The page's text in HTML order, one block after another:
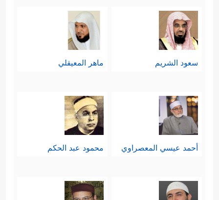
سعود الشريم ماهر المعيقلي
أحمد عيسي المعصراوي محمود عبد الحكم